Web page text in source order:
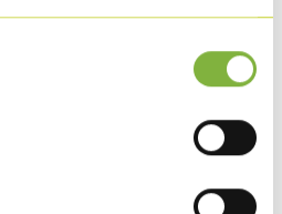
de dinde dans un filet d'huile
Retirez le tout de la poêle et
dans un peu huile
terre dans un peu huile d’olive